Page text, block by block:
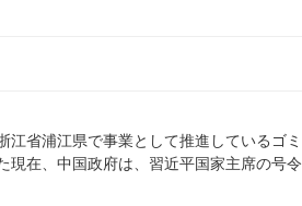
省浦江県で事業として推進しているゴミ
現在、中国政府は、習近平国家主席の号令